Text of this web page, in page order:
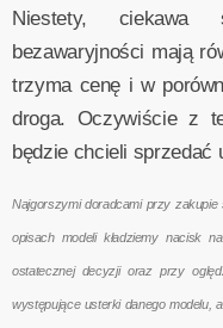
Niestety,
bezawaryjności mają
trzyma cenę i w
droga. Oczywiście z
będzie chcieli sprzedać
Najgorszymi doradcami przy zakupie
opisach modeli kładziemy nacisk
ostatecznej decyzji oraz przy
występujące usterki danego modelu,